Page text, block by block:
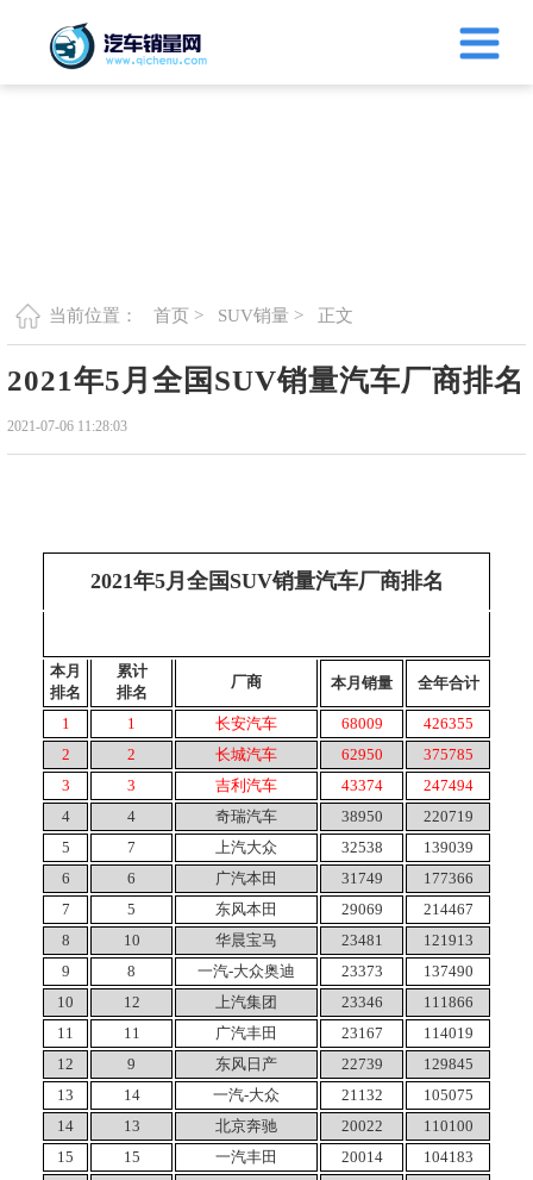
当前位置： 首页 > SUV销量 > 正文
2021年5月全国SUV销量汽车厂商排名
2021-07-06 11:28:03
2021年5月全国SUV销量汽车厂商排名
本月
排名
累计
排名
厂商 本月销量 全年合计
1 1 长安汽车 68009
426355
2
2 长城汽车 62950
375785
3
3 吉利汽车 43374
247494
4
4 奇瑞汽车 38950
220719
5
7 上汽大众 32538
139039
6
6 广汽本田 31749
177366
7
5 东风本田 29069
214467
8
10 华晨宝马 23481
121913
9
8 一汽-大众奥迪 23373
137490
10
12 上汽集团 23346
111866
11
11 广汽丰田 23167
114019
12
9 东风日产 22739
129845
13
14 一汽-大众 21132
105075
14
13 北京奔驰 20022
110100
15
15 一汽丰田 20014
104183